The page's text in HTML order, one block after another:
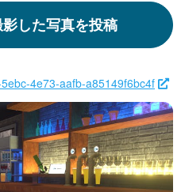
した写真を投稿
4e73-aafb-a85149f6bc4f